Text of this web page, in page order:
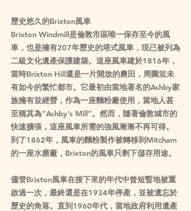
歷史悠久的Brixton風車
Brixton Windmill是倫敦市區唯一保存至今的風
車，也是擁有207年歷史的塔式風車，現已被列為
二級文化遺產保護建築。這座風車建於1816年，
當時Brixton Hill還是一片開放的農田，周圍並未
有如今的繁忙都市。它最初由當地著名的Ashby家
族擁有並經營，作為一座麵粉廠使用，當地人甚
至稱其為“Ashby’s Mill”。然而，隨著倫敦城市的
快速擴張，這座風車所需的強風漸漸不再可得。
到了1862年，風車的麵粉製作被轉移到Mitcham
的一座水磨廠，Brixton的風車只剩下儲存用途。
儘管Brixton風車在接下來的年代中曾短暫地被重
啟過一次，最終還是在1934年停產，並被遺忘於
歷史的角落。直到1960年代，當地政府利用遺產